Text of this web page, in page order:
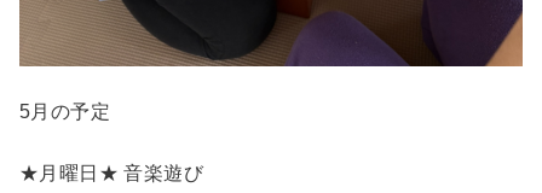
5月の予定
★月曜日★ 音楽遊び